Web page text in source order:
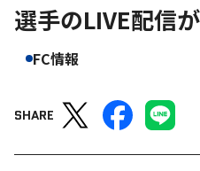
選手のLIVE配信
FC情報
SHARE